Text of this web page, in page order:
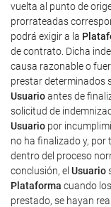
vuelta al punto de
prorrateadas
podrá exigir a la
de contrato. Dicha
causa razonable o
prestar determinados
Usuarioantes de
solicitud de
Usuario por
no ha finalizado y,
dentro del proceso
conclusión, el Usuario
Plataforma cuando
prestado, se hayan